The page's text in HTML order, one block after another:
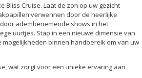
Cruise. Laat de zon op uw gezicht
verwennen door de heerlijke
adembenemende shows in het
uurtjes. Stap in een nieuwe dimensie van
binnen handbereik om van uw
wat zorgt voor een unieke ervaring aan